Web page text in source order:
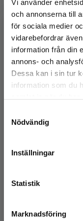
Vi använder
och annonserna till
för sociala medier
vidarebefordrar
information från din
annons- och
Dessa kan i sin tur
information som du
Nödvändig
Inställningar
Statistik
Marknadsföring
Det verkar som
Vi erbjuder inte
att kunna
Håkan Behmer
handelsrätt på
universitet.
lärare och ska...
Olof
universitet.